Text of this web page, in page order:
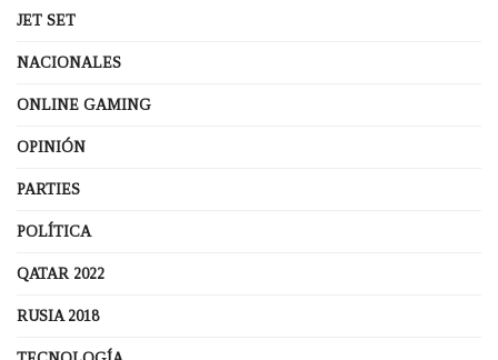
JET SET
NACIONALES
ONLINE GAMING
OPINIÓN
PARTIES
POLÍTICA
QATAR 2022
RUSIA 2018